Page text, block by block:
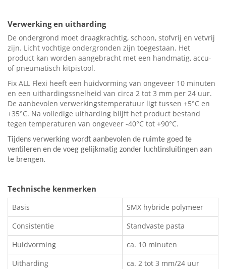
Verwerking en uitharding
De ondergrond moet draagkrachtig, schoon, stofvrij en vetvrij
zijn. Licht vochtige ondergronden zijn toegestaan. Het
product kan worden aangebracht met een handmatig, accu-
of pneumatisch kitpistool.
Fix ALL Flexi heeft een huidvorming van ongeveer 10 minuten
en een uithardingssnelheid van circa 2 tot 3 mm per 24 uur.
De aanbevolen verwerkingstemperatuur ligt tussen +5°C en
+35°C. Na volledige uitharding blijft het product bestand
tegen temperaturen van ongeveer -40°C tot +90°C.
Tijdens verwerking wordt aanbevolen de ruimte goed te
ventileren en de voeg gelijkmatig zonder luchtinsluitingen aan
te brengen.
Technische kenmerken
Basis
SMX hybride polymeer
Consistentie
Standvaste pasta
Huidvorming
ca. 10 minuten
Uitharding
ca. 2 tot 3 mm/24 uur